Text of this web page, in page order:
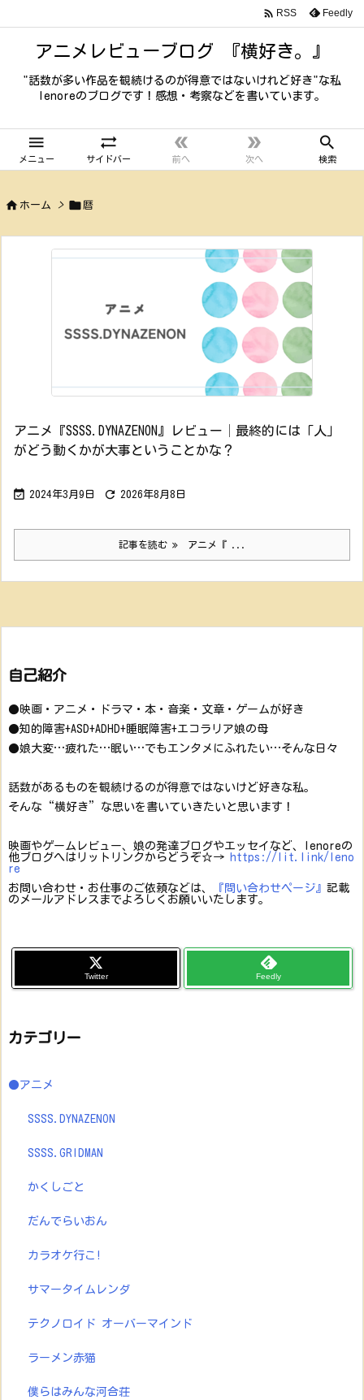
アニメレビューブログ 『横好き。』
"話数が多い作品を観続けるのが得意ではないけれど好き"な私
lenoreのブログです！感想・考察などを書いています。

メニュー

サイドバー

前へ

次へ

検索
 RSS Feedly
 ホーム > 暦
アニメ『SSSS.DYNAZENON』レビュー│最終的には「人」
がどう動くかが大事ということかな？
 2024年3月9日  2026年8月8日
記事を読む アニメ『 ...
自己紹介
●映画・アニメ・ドラマ・本・音楽・文章・ゲームが好き
●知的障害+ASD+ADHD+睡眠障害+エコラリア娘の母
●娘大変…疲れた…眠い…でもエンタメにふれたい…そんな日々
話数があるものを観続けるのが得意ではないけど好きな私。
そんな“横好き”な思いを書いていきたいと思います！
映画やゲームレビュー、娘の発達ブログやエッセイなど、lenoreの
他ブログへはリットリンクからどうぞ☆→
https://lit.link/leno
re
お問い合わせ・お仕事のご依頼などは、
『問い合わせページ』 記載
のメールアドレスまでよろしくお願いいたします。
Twitter Feedly
カテゴリー
●アニメ
SSSS.DYNAZENON
SSSS.GRIDMAN
かくしごと
だんでらいおん
カラオケ行こ!
サマータイムレンダ
テクノロイド オーバーマインド
ラーメン赤猫
僕らはみんな河合荘